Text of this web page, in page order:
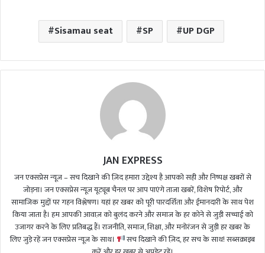
Sisamau seat SP UP DGP
JAN EXPRESS
जन एक्सप्रेस न्यूज़ – सच दिखाने की ज़िद हमारा उद्देश्य है आपको सही और निष्पक्ष खबरों से
जोड़ना। जन एक्सप्रेस न्यूज़ यूट्यूब चैनल पर आप पाएंगे ताजा खबरें, विशेष रिपोर्ट, और
सामाजिक मुद्दों पर गहन विश्लेषण। यहां हर खबर को पूरी पारदर्शिता और ईमानदारी के साथ पेश
किया जाता है। हम आपकी आवाज़ को बुलंद करने और समाज के हर कोने से जुड़ी सच्चाई को
उजागर करने के लिए प्रतिबद्ध हैं। राजनीति, समाज, शिक्षा, और मनोरंजन से जुड़ी हर खबर के
लिए जुड़े रहें जन एक्सप्रेस न्यूज़ के साथ।
सच दिखाने की ज़िद, हर सच के साथ! सब्सक्राइब